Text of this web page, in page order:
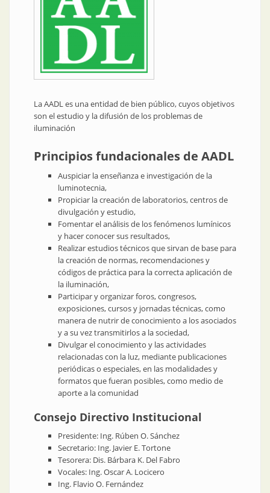
La AADL es una entidad de bien público, cuyos objetivos
son el estudio y la difusión de los problemas de
iluminación
Principios fundacionales de AADL
Auspiciar la enseñanza e investigación de la
luminotecnia,
Propiciar la creación de laboratorios, centros de
divulgación y estudio,
Fomentar el análisis de los fenómenos lumínicos
y hacer conocer sus resultados,
Realizar estudios técnicos que sirvan de base para
la creación de normas, recomendaciones y
códigos de práctica para la correcta aplicación de
la iluminación,
Participar y organizar foros, congresos,
exposiciones, cursos y jornadas técnicas, como
manera de nutrir de conocimiento a los asociados
y a su vez transmitirlos a la sociedad,
Divulgar el conocimiento y las actividades
relacionadas con la luz, mediante publicaciones
periódicas o especiales, en las modalidades y
formatos que fueran posibles, como medio de
aporte a la comunidad
Consejo Directivo Institucional
Presidente: Ing. Rúben O. Sánchez
​Secretario: Ing. Javier E. Tortone
​Tesorera: Dis. Bárbara K. Del Fabro
​Vocales: Ing. Oscar A. Locicero
Ing. Flavio O. Fernández